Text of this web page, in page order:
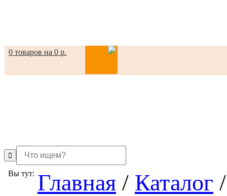
0 товаров на 0 р.
Вы тут: Главная / Каталог /